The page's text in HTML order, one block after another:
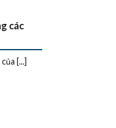
các
[...]